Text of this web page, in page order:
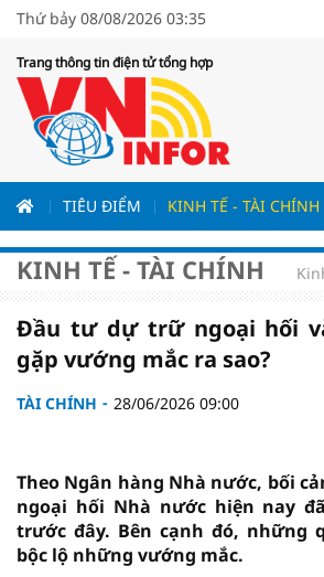
Thứ bảy 08/08/2026 03:35
Trang thông tin điện tử tổng hợp
TIÊU ĐIỂM KINH TẾ - TÀI CHÍNH
KINH TẾ - TÀI CHÍNH
Đầu tư dự trữ ngoại hối
gặp vướng mắc ra sao?
TÀI CHÍNH 28/06/2026 09:00
Theo Ngân hàng Nhà nước, bối
ngoại hối Nhà nước hiện nay
trước đây. Bên cạnh đó, những
bộc lộ những vướng mắc.